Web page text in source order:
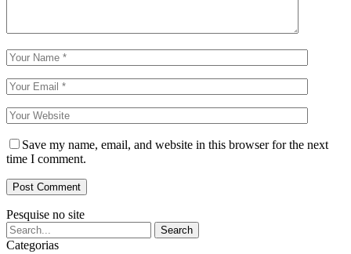
Save my name, email, and website in this browser for the next
time I comment.
Pesquise no site
Categorias